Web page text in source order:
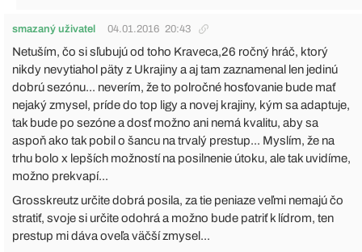
smazaný uživatel 04.01.2016 20:43
Netuším, čo si sľubujú od toho Kraveca,26 ročný hráč, ktorý
nikdy nevytiahol päty z Ukrajiny a aj tam zaznamenal len jedinú
dobrú sezónu... neverím, že to polročné hosťovanie bude mať
nejaký zmysel, príde do top ligy a novej krajiny, kým sa adaptuje,
tak bude po sezóne a dosť možno ani nemá kvalitu, aby sa
aspoň ako tak pobil o šancu na trvalý prestup... Myslím, že na
trhu bolo x lepších možností na posilnenie útoku, ale tak uvidíme,
možno prekvapí...
Grosskreutz určite dobrá posila, za tie peniaze veľmi nemajú čo
stratiť, svoje si určite odohrá a možno bude patriť k lídrom, ten
prestup mi dáva oveľa väčší zmysel...